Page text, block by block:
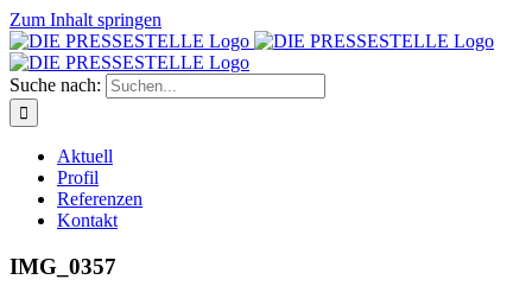
Zum Inhalt springen
Suche nach:
Aktuell
Profil
Referenzen
Kontakt
IMG_0357